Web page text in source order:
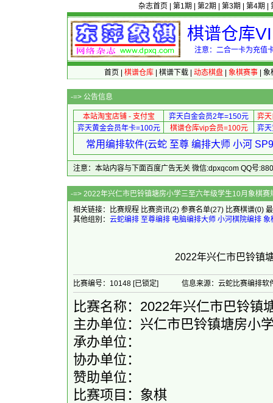
杂志首页 第1期 第2期 第3期 第4期
棋谱仓库
注意：二合一卡为充值
首页 棋谱仓库| 棋谱下载| 动态棋盘| 象棋赛事| 象
-=> 公告信息
本站淘宝店铺 - 支付宝 弈天白金会员2年=150元
弈
弈天黄金会员年卡=100元
棋谱仓库vip会员=100元 弈
常用编排软件(云蛇 至尊 编排大师 小河
注意：本站内容与下面百度广告无关 微信:dpxqcom QQ号
-=> 2022年兴仁市巴铃镇塘房小学三至六年级学生
相关链接：
比赛规程 比赛资讯(2) 参赛名单(27) 比赛棋谱(0)
其他组别： 云蛇编排 至尊编排 电脑编排大师 小河棋院编排 象
2022年兴仁市巴铃镇
比赛编号：10148 [已锁定] 信息来源：云蛇比赛编排软
比赛名称：2022年兴仁市巴铃镇
主办单位：兴仁市巴铃镇塘房小
承办单位：
协办单位：
赞助单位：
比赛项目：象棋